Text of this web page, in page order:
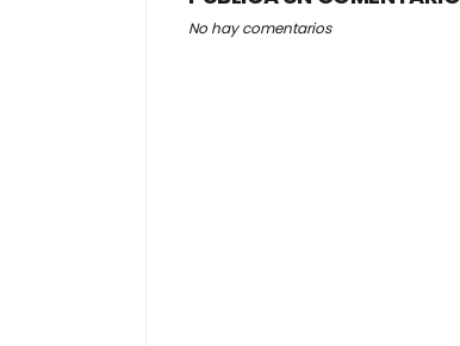
No hay comentarios